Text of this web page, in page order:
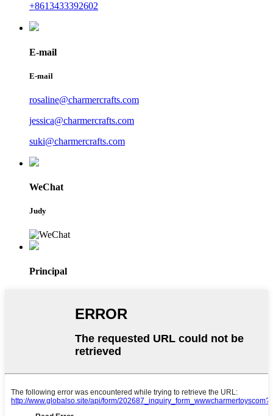
+8613433392602
E-mail
E-mail
rosaline@charmercrafts.com
jessica@charmercrafts.com
suki@charmercrafts.com
WeChat
Judy
Principal